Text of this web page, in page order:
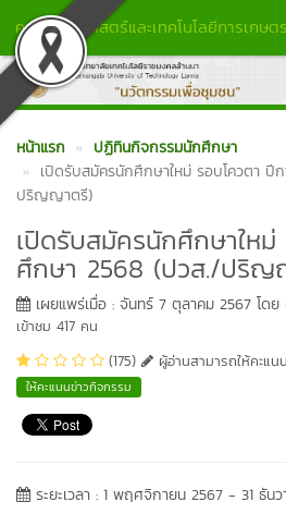
คณะวิทยาศาสตร์และเทคโนโลยีการเกษ
หน้าแรก
ปฏิทินกิจกรรมนักศึกษา
เปิดรับสมัครนักศึกษาใหม่ รอบโควตา ปี
ปริญญาตรี)
เปิดรับสมัครนักศึกษาให
ศึกษา 2568 (ปวส./ปริญ
เผยแพร่เมื่อ : จันทร์ 7 ตุลาคม 2567 โด
เข้าชม 417 คน
(175)
ผู้อ่านสามารถให้คะแ
ให้คะแนนข่าวกิจกรรม
ระยะเวลา : 1 พฤศจิกายน 2567 - 31 ธัน